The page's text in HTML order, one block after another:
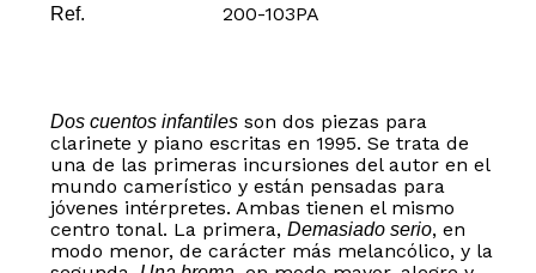
Ref. 200-103PA
Dos cuentos infantilesson dos piezas para
clarinete y piano escritas en 1995. Se trata de
una de las primeras incursiones del autor en el
mundo camerístico y están pensadas para
jóvenes intérpretes. Ambas tienen el mismo
centro tonal. La primera, Demasiado serio, en
modo menor, de carácter más melancólico, y la